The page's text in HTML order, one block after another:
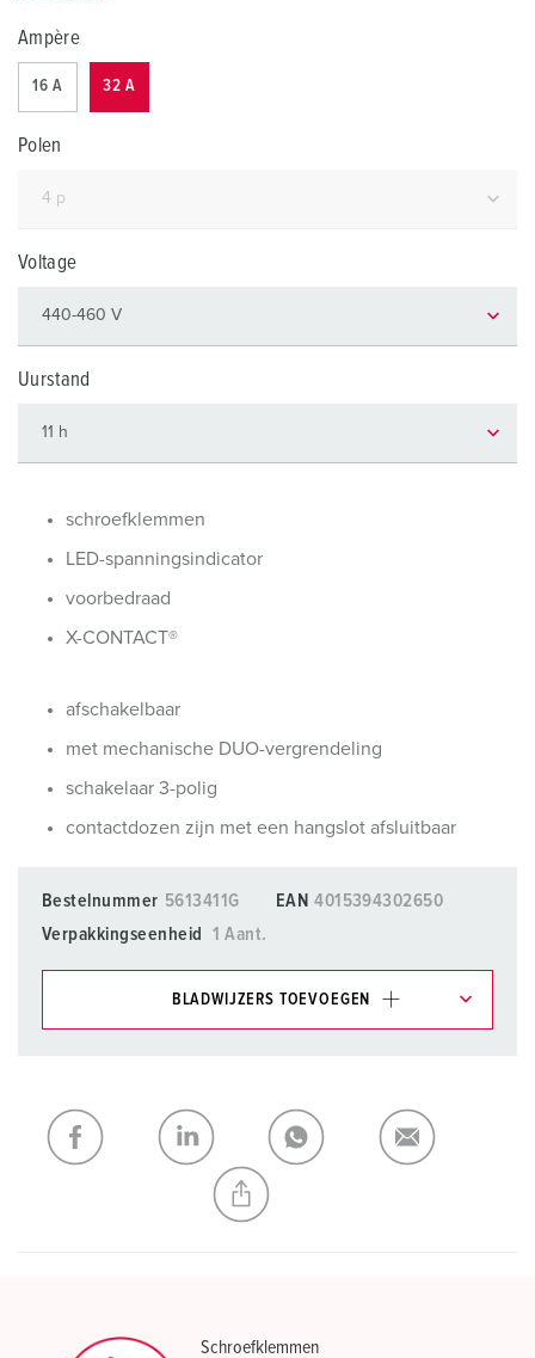
Ampère
16 A 32 A
Polen
Voltage
Uurstand
schroefklemmen
LED-spanningsindicator
voorbedraad
X-CONTACT®
afschakelbaar
met mechanische DUO-vergrendeling
schakelaar 3-polig
contactdozen zijn met een hangslot afsluitbaar
Bestelnummer 5613411G EAN 4015394302650
Verpakkingseenheid
1 Aant.
BLADWIJZERS TOEVOEGEN
Mijn lijst TOEVOEGEN
NIEUW LIJST MAKEN
Schroefklemmen